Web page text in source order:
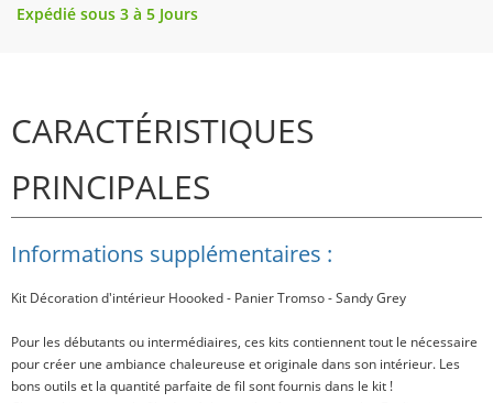
Expédié sous 3 à 5 Jours
CARACTÉRISTIQUES
PRINCIPALES
Informations supplémentaires :
Kit Décoration d'intérieur Hoooked - Panier Tromso - Sandy Grey
Pour les débutants ou intermédiaires, ces kits contiennent tout le nécessaire
pour créer une ambiance chaleureuse et originale dans son intérieur. Les
bons outils et la quantité parfaite de fil sont fournis dans le kit !